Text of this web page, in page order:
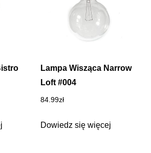
Lampa Wisząca Narrow
Loft #004
84.99zł
Dowiedz się więcej